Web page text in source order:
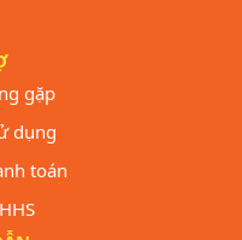
gặp
dụng
toán